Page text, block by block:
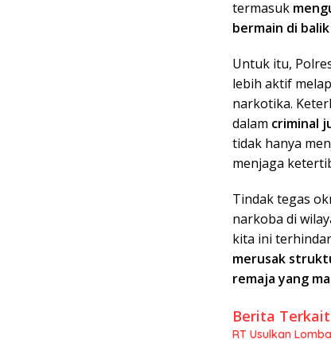
termasuk
bermain di
Untuk itu,
lebih aktif
narkotika.
dalam criminal
tidak hanya
menjaga
Tindak tegas
narkoba di
kita ini
merusak
remaja yang
Berita Terkait
RT Usulkan